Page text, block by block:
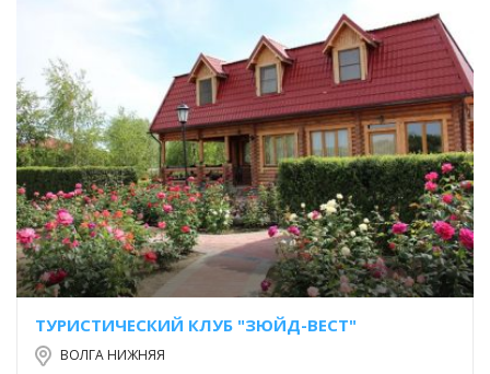
ТУРИСТИЧЕСКИЙ КЛУБ "ЗЮЙД-ВЕСТ"
ВОЛГА НИЖНЯЯ